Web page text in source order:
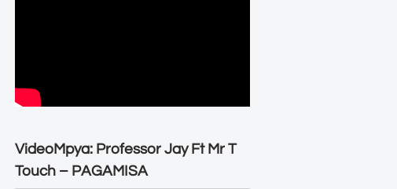
VideoMpya: Professor Jay Ft Mr T
Touch – PAGAMISA